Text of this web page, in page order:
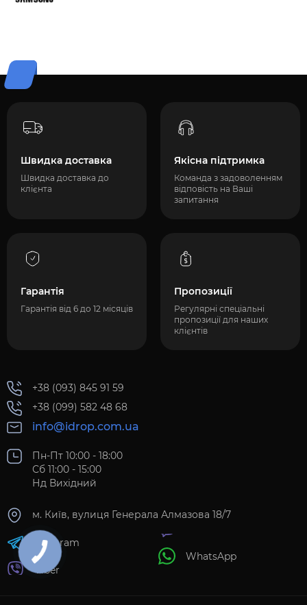
Швидка доставка
Швидка доставка до
клієнта
Якісна підтримка
Команда з задоволенням
відповість на Ваші
запитання
Гарантія
Гарантія від 6 до 12 місяців
Пропозиції
Регулярні спеціальні
пропозиції для наших
клієнтів
+38 (093) 845 91 59
+38 (099) 582 48 68
info@idrop.com.ua
Пн-Пт 10:00 - 18:00
Сб 11:00 - 15:00
Нд Вихідний
м. Київ, вулиця Генерала Алмазова 18/7
Telegram
Viber
WhatsApp